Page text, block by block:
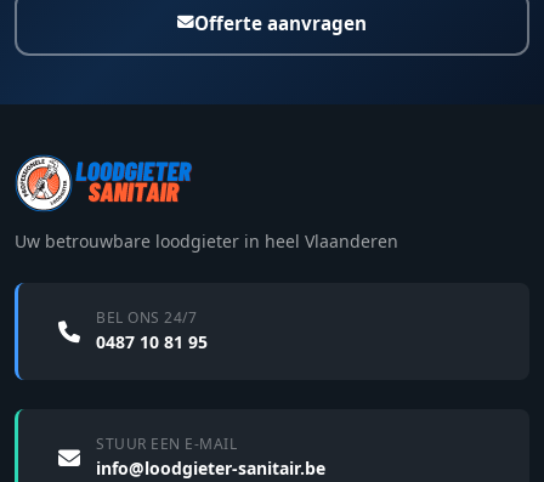
Offerte aanvragen
Uw betrouwbare loodgieter in heel Vlaanderen
BEL ONS 24/7
0487 10 81 95
STUUR EEN E-MAIL
info@loodgieter-sanitair.be